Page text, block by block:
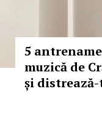
5
muzică de
și